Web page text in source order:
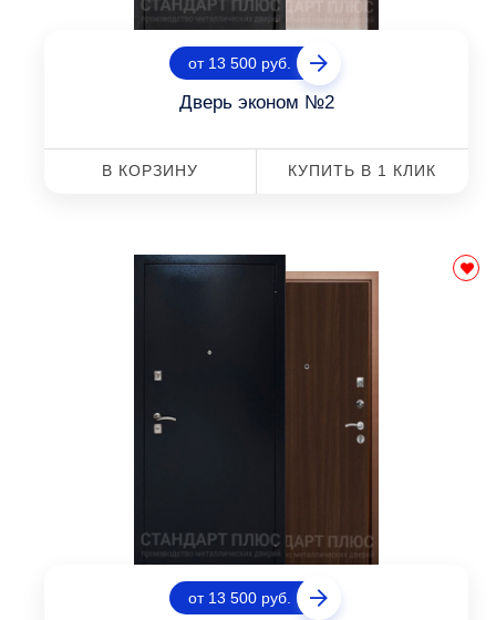
от 13 500 руб.
Дверь эконом №2
В КОРЗИНУ КУПИТЬ В 1 КЛИК
от 13 500 руб.